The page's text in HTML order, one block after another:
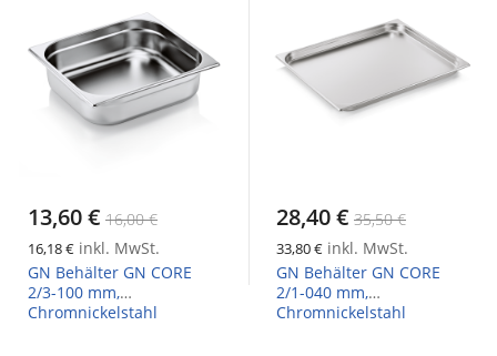
13,60 € 16,00 €
16,18 € inkl. MwSt.
GN Behälter GN CORE
2/3-100 mm,
Chromnickelstahl
28,40 € 35,50 €
33,80 € inkl. MwSt.
GN Behälter GN CORE
2/1-040 mm,
Chromnickelstahl